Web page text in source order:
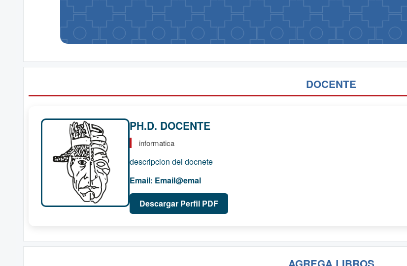
DOCENTE
PH.D. DOCENTE
informatica
descripcion del docnete
Email: Email@emal
Descargar Perfil PDF
AGREGA LIBROS